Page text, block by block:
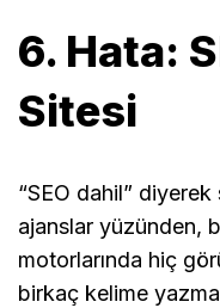
6. Hata:
Sitesi
“SEO dahil”
ajanslar yüzünden,
motorlarında hiç
birkaç kelime